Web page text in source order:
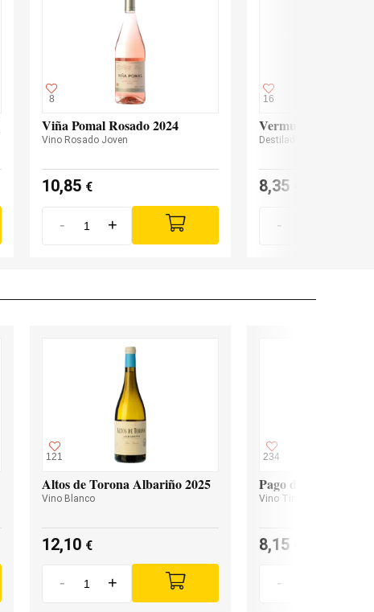
8
Viña Pomal Rosado 2024
Vino Rosado Joven
10,85 €
- +
16
Vermut Myrrha
Destilado Vermut
8,35
-
121
Altos de Torona Albariño 2025
Vino Blanco
12,10 €
- +
234
Pago de Valdoneje
Vino Tinto
8,15
-